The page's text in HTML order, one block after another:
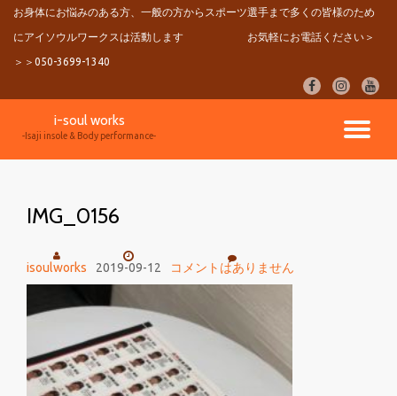
ン
お身体にお悩みのある方、一般の方からスポーツ選手まで多くの皆様のため
にアイソウルワークスは活動します お気軽にお電話ください＞
＞＞050-3699-1340
fa-
facebook
fa-
instagram
fa-
ナ
i-soul works
-Isaji insole & Body performance-
IMG_0156
isoulworks 2019-09-12 コメントはありません